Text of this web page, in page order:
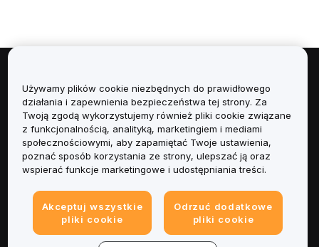
Informacje
Usługi
Obsługa Klienta
Informacje prawne
Używamy plików cookie niezbędnych do prawidłowego
działania i zapewnienia bezpieczeństwa tej strony. Za
Twoją zgodą wykorzystujemy również pliki cookie związane
z funkcjonalnością, analityką, marketingiem i mediami
społecznościowymi, aby zapamiętać Twoje ustawienia,
poznać sposób korzystania ze strony, ulepszać ją oraz
wspierać funkcje marketingowe i udostępniania treści.
Akceptuj wszystkie
pliki cookie
Odrzuć dodatkowe
pliki cookie